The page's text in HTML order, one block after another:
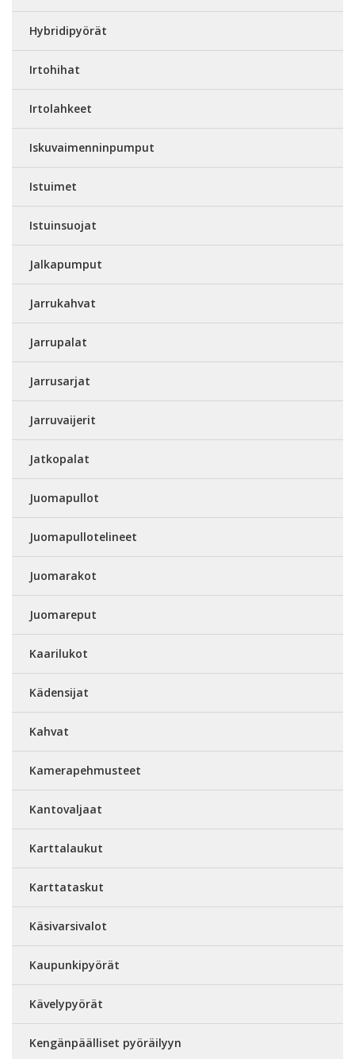
Hybridipyörät
Irtohihat
Irtolahkeet
Iskuvaimenninpumput
Istuimet
Istuinsuojat
Jalkapumput
Jarrukahvat
Jarrupalat
Jarrusarjat
Jarruvaijerit
Jatkopalat
Juomapullot
Juomapullotelineet
Juomarakot
Juomareput
Kaarilukot
Kädensijat
Kahvat
Kamerapehmusteet
Kantovaljaat
Karttalaukut
Karttataskut
Käsivarsivalot
Kaupunkipyörät
Kävelypyörät
Kengänpäälliset pyöräilyyn